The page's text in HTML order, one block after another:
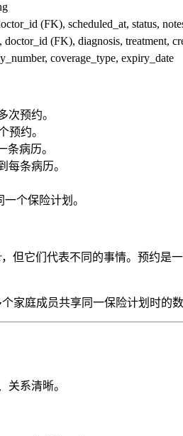
(FK), scheduled_at, status,
(FK), diagnosis, treatment,
coverage_type, expiry_date
次预约。
预约。
条病历。
每条病历。
个保险计划。
，但它们代表不同的事情。预
家庭成员共享同一保险计划时的数
关系清晰。